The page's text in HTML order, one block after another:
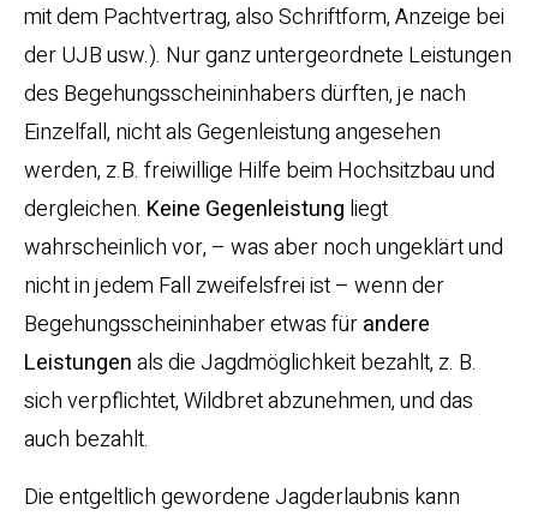
mit dem Pachtvertrag, also Schriftform, Anzeige bei
der UJB usw.). Nur ganz untergeordnete Leistungen
des Begehungsscheininhabers dürften, je nach
Einzelfall, nicht als Gegenleistung angesehen
werden, z.B. freiwillige Hilfe beim Hochsitzbau und
dergleichen. Keine Gegenleistung liegt
wahrscheinlich vor, – was aber noch ungeklärt und
nicht in jedem Fall zweifelsfrei ist – wenn der
Begehungsscheininhaber etwas fürandere
Leistungenals die Jagdmöglichkeit bezahlt, z. B.
sich verpflichtet, Wildbret abzunehmen, und das
auch bezahlt.
Die entgeltlich gewordene Jagderlaubnis kann